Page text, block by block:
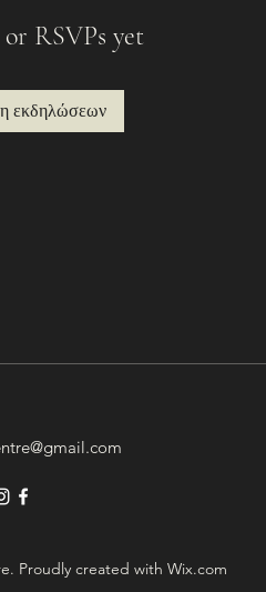
RSVPs yet
εκδηλώσεων
Proudly created with Wix.com